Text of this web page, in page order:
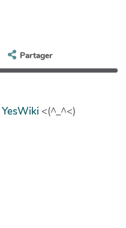
Partager
YesWiki <(^_^<)